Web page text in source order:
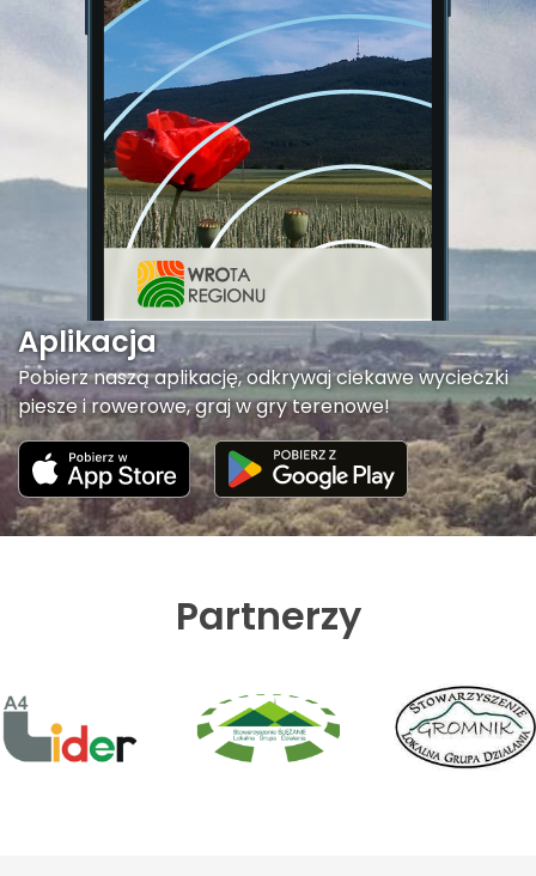
Aplikacja
Pobierz naszą aplikację, odkrywaj ciekawe wycieczki
piesze i rowerowe, graj w gry terenowe!
Partnerzy